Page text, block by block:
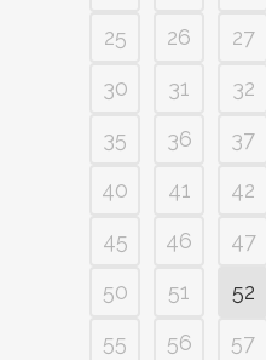
25
26 27
30
31 32
35
36 37
40
41 42
45
46 47
50
51 52
55
56 57